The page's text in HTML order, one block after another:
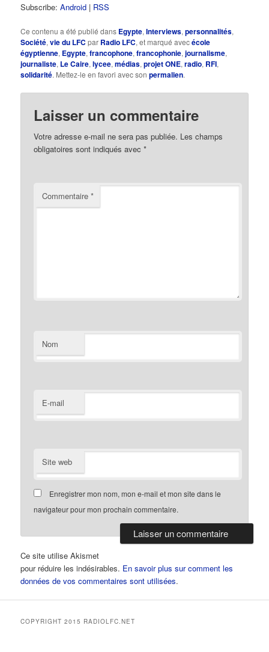
Subscribe:Android | RSS
Ce contenu a été publié dans Egypte,Interviews,personnalités,
Société,vie du LFC par Radio LFC, et marqué avecécole
égyptienne, Egypte,francophone,francophonie,journalisme,
journaliste, Le Caire,lycee,médias,projet ONE,radio, RFI,
solidarité. Mettez-le en favori avec sonpermalien.
Laisser un commentaire
Votre adresse e-mail ne sera pas publiée. Les champs
obligatoires sont indiqués avec*
Commentaire*
Nom
E-mail
Site web
Enregistrer mon nom, mon e-mail et mon site dans le
navigateur pour mon prochain commentaire.
Ce site utilise Akismet
pour réduire les indésirables. En savoir plus sur comment les
données de vos commentaires sont utilisées.
COPYRIGHT 2015 RADIOLFC.NET